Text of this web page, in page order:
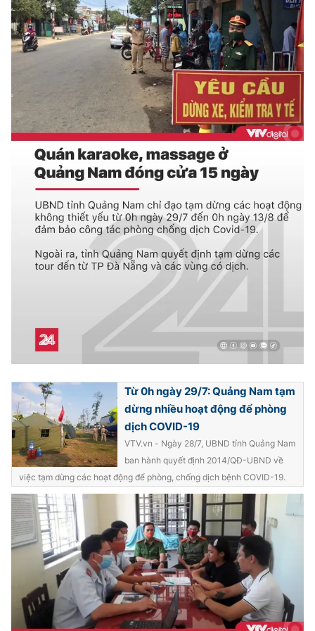
Photo Infographic
Video Shorts video
VTV Money VTV Thể thao
VTV Sức khoẻ Bất động sản
Thị trường 24h
VTV4 Vươn mình bằng AI
VTV9 VTV8
English
THỜI BÁO VTV
Theo dõi báo trên
Cơ quan chủ quản:Đài Truyền hình Việt Nam
Cơ quan báo chí:
Thời báo VTV
Giấy phép hoạt động báo in và báo điện tử số 483/GP-BTTTT
cấp ngày 29/12/2023
Tổng Biên tập:Vũ Thanh Thủy
Phó Tổng Biên tập:Nguyễn Thị Mỹ Hạnh, Phạm Quốc Thắng,
Nguyễn Trọng Ninh
Tổng đài VTV:024.38 355 931 - 024.38 355 932
Từ 0h ngày 29/7: Quảng Nam tạm
dừng nhiều hoạt động để phòng
dịch COVID-19
VTV.vn - Ngày 28/7, UBND tỉnh Quảng Nam
ban hành quyết định 2014/QĐ-UBND về
việc tạm dừng các hoạt động để phòng, chống dịch bệnh COVID-19.